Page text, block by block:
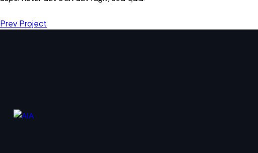
Prev Project